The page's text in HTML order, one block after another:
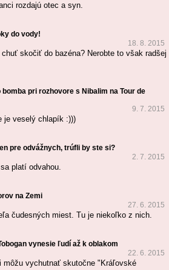
rozdajú otec a syn.
do vody!
18. 8. 2015
skočiť do bazéna? Nerobte to však radšej
pri rozhovore s Nibalim na Tour de
9. 7. 2015
je veselý chlapík :)))
pre odvážnych, trúfli by ste si?
2. 7. 2015
platí odvahou.
na Zemi
27. 6. 2015
čudesných miest. Tu je niekoľko z nich.
vynesie ľudí až k oblakom
22. 6. 2015
môžu vychutnať skutočne "Kráľovské